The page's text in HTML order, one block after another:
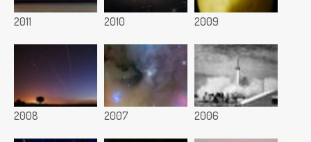
2011 2010 2009
2008 2007 2006